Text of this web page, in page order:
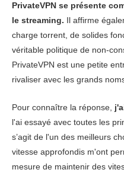
Fonctionnalités principales
Streaming
Jeux vidéo
Sécurité
Confidentialité
Torrents
PrivateVPN se présente
le streaming. Il affirme
charge torrent, de solides
véritable politique de non-
PrivateVPN est une petite
rivaliser avec les grands
Pour connaître la réponse,
l'ai essayé avec toutes les
s’agit de l'un des meilleurs
vitesse approfondis m'ont
mesure de maintenir des